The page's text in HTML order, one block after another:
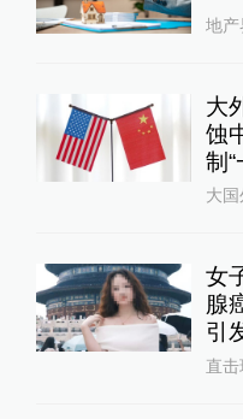
地产
大
蚀
制
大国
女
腺
引
直击